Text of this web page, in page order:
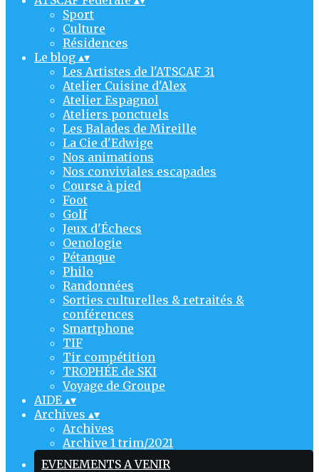
Sport
Culture
Résidences
Le blog ▴▾
Les Artistes de l'ATSCAF 31
Atelier Cuisine d'Alex
Atelier Espagnol
Ateliers ponctuels
Les Balades de Mireille
La Cie d'Edwige
Nos animations
Nos conviviales escapades
Course à pied
Foot
Golf
Jeux d'Échecs
Oenologie
Pétanque
Philo
Randonnées
Sorties culturelles & retraités &
conférences
Smartphone
TIF
Tir compétition
TROPHÉE de SKI
Voyage de Groupe
AIDE ▴▾
Archives ▴▾
Archives
Archive 1 trim/2021
EVENEMENTS A VENIR